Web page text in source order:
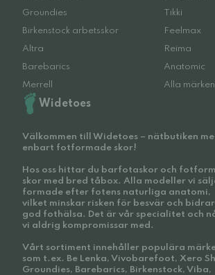
Groundies
Tikki
Birkenstock arbetsskor
Feelmax
Altra
Reima
Barebarics
Anatomic
Merrell
Alla märken
Widetoes
Välkommen till Widetoes – nätbutiken
enbart fotformade skor!
Hos oss hittar du barfotaskor och
skor med bred tåbox. Alla modeller vi
formade efter fotens naturliga anatomi,
vilket minskar risken för besvär och bidrar
god fothälsa. Det är vår specialitet och
vi aldrig kompromissar med.
Vårt sortiment innehåller populära
som t.ex. Be Lenka, Vivobarefoot, Xero
Groundies, Barebarics, Birkenstock, Viba,